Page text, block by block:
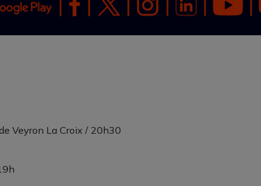
Veyron La Croix / 20h30